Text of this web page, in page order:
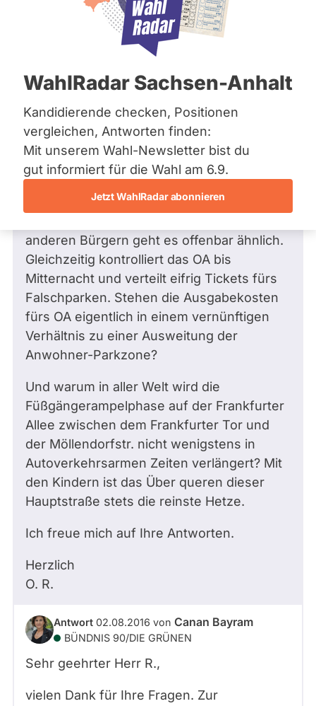
Bremen
Hamburg
Mecklenburg-Vorpommern
Nordrhein-Westfalen
Saarland
Sachsen
Sachsen-Anhalt
Sachsen-Anhalt
Schleswig-Holstein
Thüringen
Archiv
Über uns
WahlRadar Sachsen-Anhalt
Kandidierende checken, Positionen
vergleichen, Antworten finden:
Mit unserem Wahl-Newsletter bist du
gut informiert für die Wahl am 6.9.
Jetzt WahlRadar abonnieren
weil
aktive
hat.
28.07.2016
Frage an Canan Bayram von Oliver R.
bezüglich Verkehr
Liebe Frau Bayram,
die Parkplatzsituation in der nicht Parkraum
bewirtschafteten Zone der Bänschstr. ist
überlastet. Als Anwohner bekomme ich
keine Dauerparkkarte, weil vor meiner Tür
anderen Bürgern geht es offenbar ähnlich.
Gleichzeitig kontrolliert das OA bis
Mitternacht und verteilt eifrig Tickets fürs
Falschparken. Stehen die Ausgabekosten
fürs OA eigentlich in einem vernünftigen
Verhältnis zu einer Ausweitung der
Anwohner-Parkzone?
Und warum in aller Welt wird die
Füßgängerampelphase auf der Frankfurter
Allee zwischen dem Frankfurter Tor und
der Möllendorfstr. nicht wenigstens in
Autoverkehrsarmen Zeiten verlängert? Mit
den Kindern ist das Über queren dieser
Hauptstraße stets die reinste Hetze.
Ich freue mich auf Ihre Antworten.
Herzlich
O. R.
Antwort 02.08.2016 von Canan Bayram
BÜNDNIS 90/­DIE GRÜNEN
Sehr geehrter Herr R.,
vielen Dank für Ihre Fragen. Zur